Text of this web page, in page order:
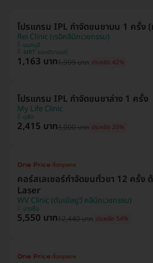
โปรแกรม IPL กำจัดขนขาบน 1 ครั้ง
Rei Clinic (เรอิคลินิกเวชกรรม)
นนทบุรี
MRT แยกติวานนท์
1,163 บาท1,999 บาท ประหยัด 42%
โปรแกรม IPL กำจัดขนขาล่าง 1 ครั้ง
My Life Clinic
ดุสิต
2,415 บาท3,000 บาท ประหยัด 20%
คอร์สเลเซอร์กำจัดขนทั่วขา 12 ครั้ง
Laser
WV Clinic (ดับเบิลยูวี คลินิกเวชกรรม)
บางซื่อ
5,550 บาท12,440 บาท ประหยัด 54%